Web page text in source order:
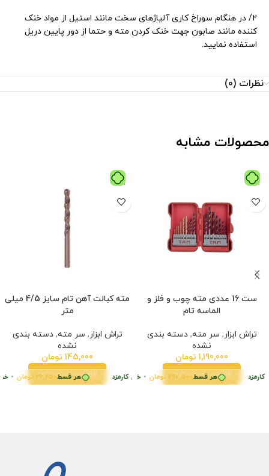
2/ در هنگام سوراخ کاری آلیاژهای سخت مانند استیل از مواد خنک
کننده مانند صابون جهت خنک کردن مته و حتما از دور پایین دریل
استفاده نمایید.
نظرات (0)
محصولات مشابه
هر قسط297,500 تومان خرید قسطی با ترب‌پی بدون کارمزد
ست 16 عددی مته چوب و فلز و
الماسه تام
تراش ابزار, سر مته,دسته بندی
نشده
1,190,000 تومان
افزودن به سبد خرید هر قسط36,250تومان 36,250 تومان • خرید قسطی با ترب‌پی بدون کارمزد
مته کبالت آهن تام سایز 4/5 میلی
متر
تراش ابزار, سر مته,دسته بندی
نشده
145,000 تومان
افزودن به سبد خرید هر قسط65,000 تومان • خرید قسطی با ترب‌پی قسطی با ترب‌پی بدون کارمزد